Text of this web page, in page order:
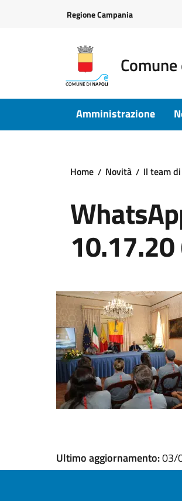
Regione Campania
Amministrazione
Home Novità Il team
10.17.20
Ultimo aggiornamento:03/